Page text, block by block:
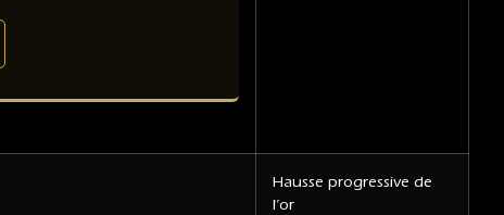
Hausse progressive de
l’or